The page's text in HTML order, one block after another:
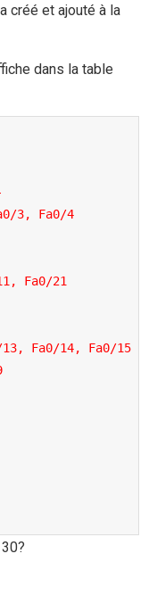
créé et ajouté à la
dans la table
3, Fa0/4
Fa0/21
13, Fa0/14, Fa0/15